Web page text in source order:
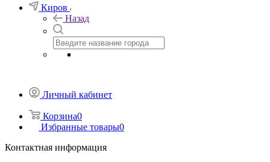
Киров
Назад
Личный кабинет
Корзина0
Избранные товары0
Контактная информация